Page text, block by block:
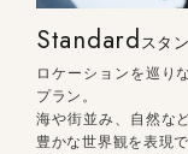
Standard スタ
ロケーションを巡り
プラン。
海や街並み、自然な
豊かな世界観を表現で